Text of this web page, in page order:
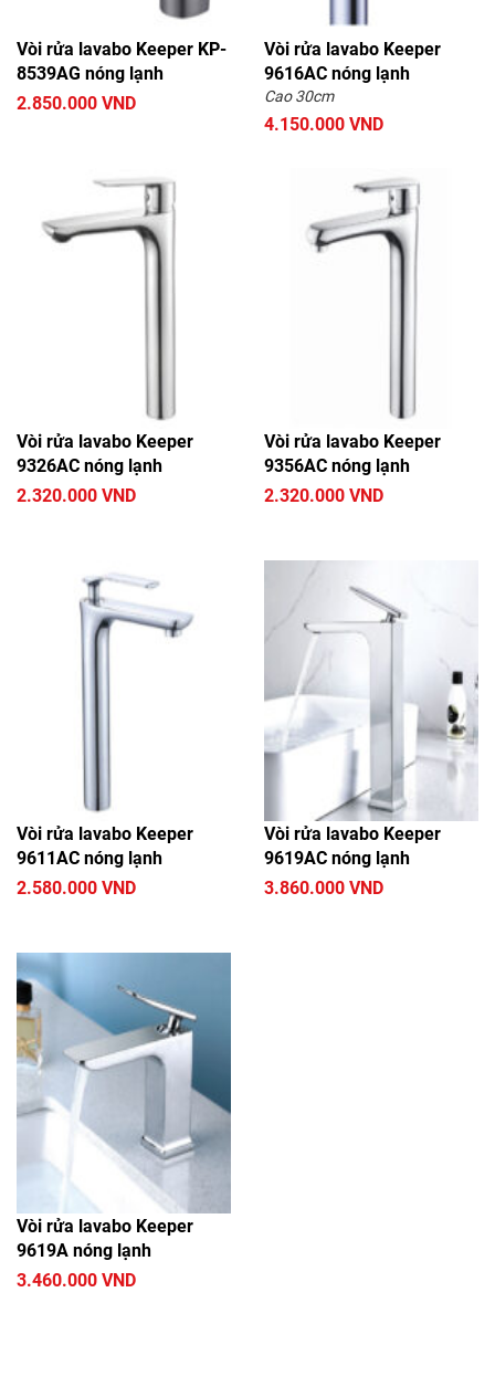
Vòi rửa lavabo Keeper KP-
8539AG nóng lạnh
2.850.000 VND
Vòi rửa lavabo Keeper
9616AC nóng lạnh
Cao 30cm
4.150.000 VND
Vòi rửa lavabo Keeper
9326AC nóng lạnh
2.320.000 VND
Vòi rửa lavabo Keeper
9356AC nóng lạnh
2.320.000 VND
Vòi rửa lavabo Keeper
9611AC nóng lạnh
2.580.000 VND
Vòi rửa lavabo Keeper
9619AC nóng lạnh
3.860.000 VND
Vòi rửa lavabo Keeper
9619A nóng lạnh
3.460.000 VND